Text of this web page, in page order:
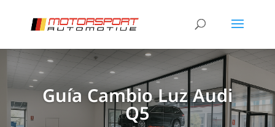
Guía Cambio Luz Audi
Q5
[/et_pb_slide] [/et_pb_slide]